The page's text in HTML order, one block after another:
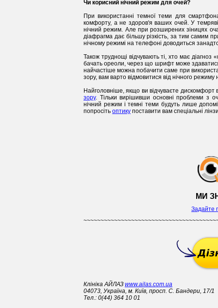
Чи корисний нічний режим для очей?
При використанні темної теми для
комфорту, а не здоров'я ваших очей. У
нічний режим. Але при розширених зіницях
діафрагма дає більшу різкість, за тим самим
нічному режимі на телефоні доводиться
Також труднощі відчувають ті, хто має діагноз
бачать ореоли, через що шрифт може
найчастіше можна побачити саме при
зору, вам варто відмовитися від нічного режиму
Найголовніше, якщо ви відчуваєте дискомфорт
зору. Тільки вирішивши основні проблеми з
нічний режим і темні теми будуть лише
попросіть оптику поставити вам спеціальні
МИ
Задайте
Клініка АЙЛАЗ www.ailas.com.ua
04073, Україна, м. Київ, просп. С. Бандери, 17/1
Тел.: 0(44) 364 10 01